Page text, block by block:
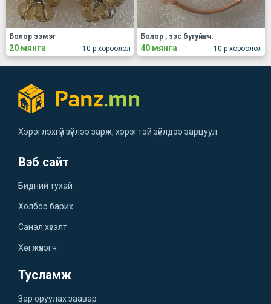
10-р хороолол
Болор ээмэг
20 мянга 10-р хороолол
Болор , зэс бугуйвч.
40 мянга
Хэрэглэхгүй зүйлээ зарж, хэрэгтэй зүйлдээ зарцуул.
Вэб сайт
Бидний тухай
Холбоо барих
Санал хүсэлт
Хөгжүүлэгч
Тусламж
Зар оруулах заавар